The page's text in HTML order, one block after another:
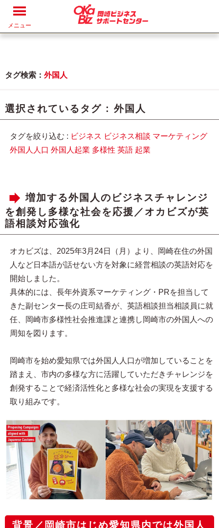
メニュー
タグ検索： 外国人
選択されているタグ : 外国人
タグを絞り込む : ビジネス ビジネス相談 マーケティング
外国人人口 外国人起業 多様性 英語 起業
増加する外国人のビジネスチャレンジ
を創発し多様な社会を応援／オカビズが英
語相談対応強化
オカビズは、2025年3月24日（月）より、岡崎在住の外国
人など日本語が話せない方を対象に経営相談の英語対応を
開始しました。
具体的には、長年外資系マーケティング・PRを担当して
きた副センター長の庄司結香が、英語相談担当相談員に就
任、岡崎市多様性社会推進課と連携し岡崎市の外国人への
周知を図ります。
岡崎市を始め愛知県では外国人人口が増加していることを
踏まえ、市内の多様な方に活躍していただきチャレンジを
創発することで経済活性化と多様な社会の実現を支援する
取り組みです。
背景／岡崎市はじめ愛知県内では外国人